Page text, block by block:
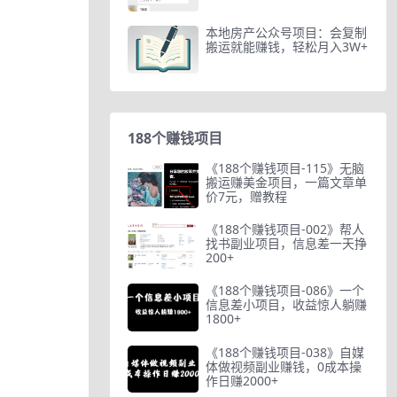
本地房产公众号项目：会复制
搬运就能赚钱，轻松月入3W+
188个赚钱项目
《188个赚钱项目-115》无脑
搬运赚美金项目，一篇文章单
价7元，赠教程
《188个赚钱项目-002》帮人
找书副业项目，信息差一天挣
200+
《188个赚钱项目-086》一个
信息差小项目，收益惊人躺赚
1800+
《188个赚钱项目-038》自媒
体做视频副业赚钱，0成本操
作日赚2000+